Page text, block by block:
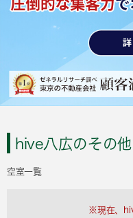
hive八広のその
空室一覧
※現在、